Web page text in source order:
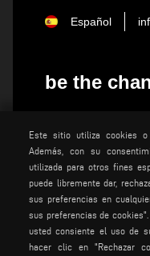
Español
be the
privacy policy
polÍtica de cookies
condiciones generales
distribuciÓn
Este sitio utiliza cookies o
Además, con su
utilizada para otros fines
puede libremente dar,
sus preferencias en
sus preferencias de
usted consiente el uso de
hacer clic en "Rechazar